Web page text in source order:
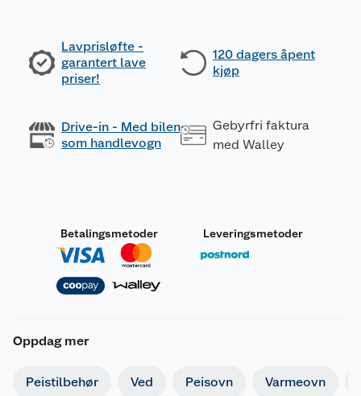
Lavprisløfte -
garantert lave
priser!
120 dagers åpent
kjøp
Drive-in - Med bilen
som handlevogn
Gebyrfri faktura
med Walley
Betalingsmetoder Leveringsmetoder
Oppdag mer
Peistilbehør Ved Peisovn Varmeovn